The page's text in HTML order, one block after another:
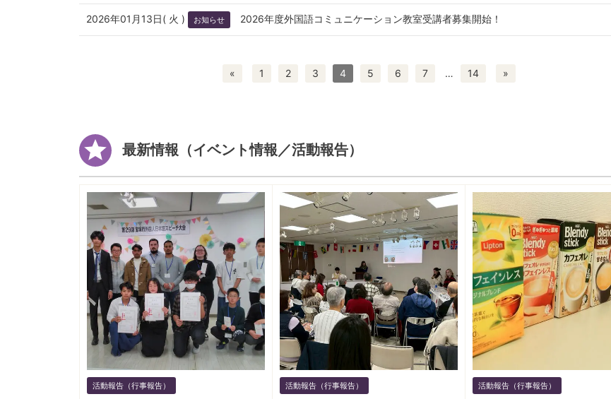
2026年01月13日( 火 ) お知らせ 2026年度外国語コミュニケーション教室受講者募集開始！
« 1 2 3 4 5 6 7 … 14 »
最新情報（イベント情報／活動報告）
活動報告（行事報告） 活動報告（行事報告） 活動報告（行事報告）